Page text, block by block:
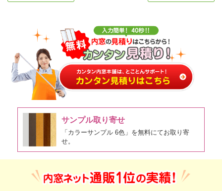
サンプル取り寄せ
「カラーサンプル 6色」を無料にてお取り寄
せ。